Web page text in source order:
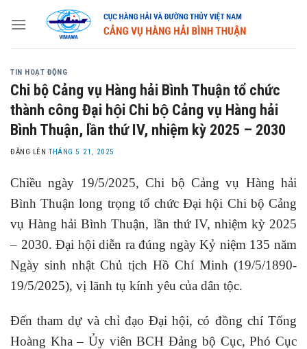
TIN HOẠT ĐỘNG
Chi bộ Cảng vụ Hàng hải Bình Thuận tổ chức
thành công Đại hội Chi bộ Cảng vụ Hàng hải
Bình Thuận, lần thứ IV, nhiệm kỳ 2025 – 2030
ĐĂNG LÊNTHÁNG 5 21, 2025
Chiều ngày 19/5/2025, Chi bộ Cảng vụ Hàng hải
Bình Thuận long trọng tổ chức Đại hội Chi bộ Cảng
vụ Hàng hải Bình Thuận, lần thứ IV, nhiệm kỳ 2025
– 2030. Đại hội diễn ra đúng ngày Kỷ niệm 135 năm
Ngày sinh nhật Chủ tịch Hồ Chí Minh (19/5/1890-
19/5/2025), vị lãnh tụ kính yêu của dân tộc.
Đến tham dự và chỉ đạo Đại hội, có đồng chí Tống
Hoàng Kha – Ủy viên BCH Đảng bộ Cục, Phó Cục